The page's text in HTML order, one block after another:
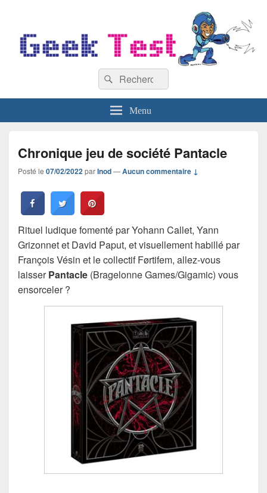
Recherche :
Rechercher
Menu
Chronique jeu de société Pantacle
Posté le 07/02/2022parInod—Aucun commentaire ↓
Rituel ludique fomenté par Yohann Callet, Yann
Grizonnet et David Paput, et visuellement habillé par
François Vésin et le collectif Førtifem, allez-vous
laisserPantacle (Bragelonne Games/Gigamic) vous
ensorceler ?